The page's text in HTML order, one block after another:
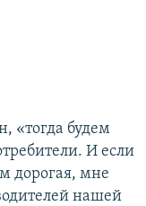
«тогда будем
И если
дорогая, мне
нашей